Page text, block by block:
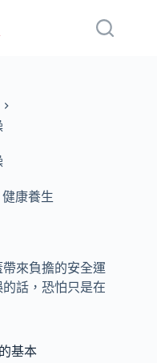
健康養生
來負擔的安全運
話，恐怕只是在
基本